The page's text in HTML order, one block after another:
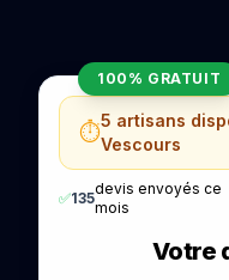
100% GRATUIT
⏱️5 artisans
Vescours
✅135
devis envoyés ce
mois
Votre